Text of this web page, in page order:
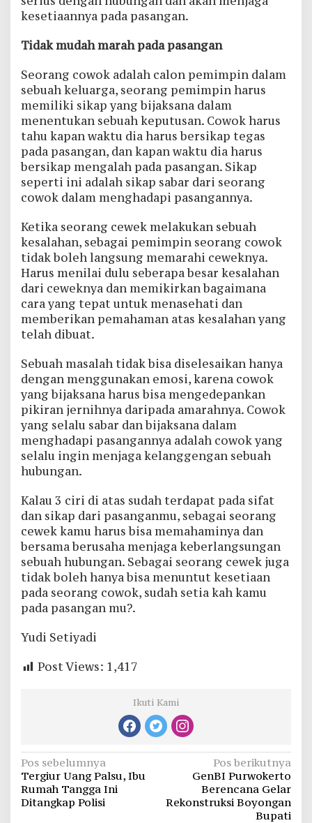
kesetiaannya pada pasangan.
Tidak mudah marah pada pasangan
Seorang cowok adalah calon pemimpin dalam
sebuah keluarga, seorang pemimpin harus
memiliki sikap yang bijaksana dalam
menentukan sebuah keputusan. Cowok harus
tahu kapan waktu dia harus bersikap tegas
pada pasangan, dan kapan waktu dia harus
bersikap mengalah pada pasangan. Sikap
seperti ini adalah sikap sabar dari seorang
cowok dalam menghadapi pasangannya.
Ketika seorang cewek melakukan sebuah
kesalahan, sebagai pemimpin seorang cowok
tidak boleh langsung memarahi ceweknya.
Harus menilai dulu seberapa besar kesalahan
dari ceweknya dan memikirkan bagaimana
cara yang tepat untuk menasehati dan
memberikan pemahaman atas kesalahan yang
telah dibuat.
Sebuah masalah tidak bisa diselesaikan hanya
dengan menggunakan emosi, karena cowok
yang bijaksana harus bisa mengedepankan
pikiran jernihnya daripada amarahnya. Cowok
yang selalu sabar dan bijaksana dalam
menghadapi pasangannya adalah cowok yang
selalu ingin menjaga kelanggengan sebuah
hubungan.
Kalau 3 ciri di atas sudah terdapat pada sifat
dan sikap dari pasanganmu, sebagai seorang
cewek kamu harus bisa memahaminya dan
bersama berusaha menjaga keberlangsungan
sebuah hubungan. Sebagai seorang cewek juga
tidak boleh hanya bisa menuntut kesetiaan
pada seorang cowok, sudah setia kah kamu
pada pasangan mu?.
Yudi Setiyadi
Post Views: 1,417
Ikuti Kami
Navigasi
pos
Pos sebelumnya
Tergiur Uang Palsu, Ibu
Rumah Tangga Ini
Ditangkap Polisi
Pos berikutnya
GenBI Purwokerto
Berencana Gelar
Rekonstruksi Boyongan
Bupati